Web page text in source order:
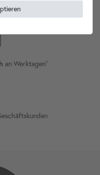
Versand
an Werktagen¹